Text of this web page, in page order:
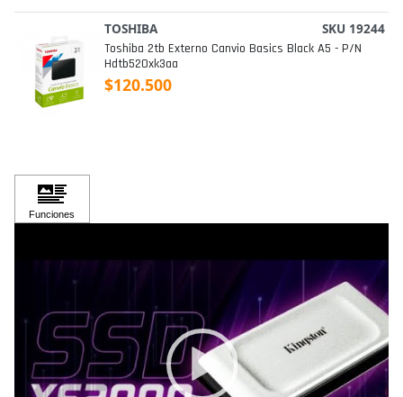
TOSHIBA SKU 19244
Toshiba 2tb Externo Canvio Basics Black A5 - P/n
Hdtb520xk3aa
$120.500
Video Player